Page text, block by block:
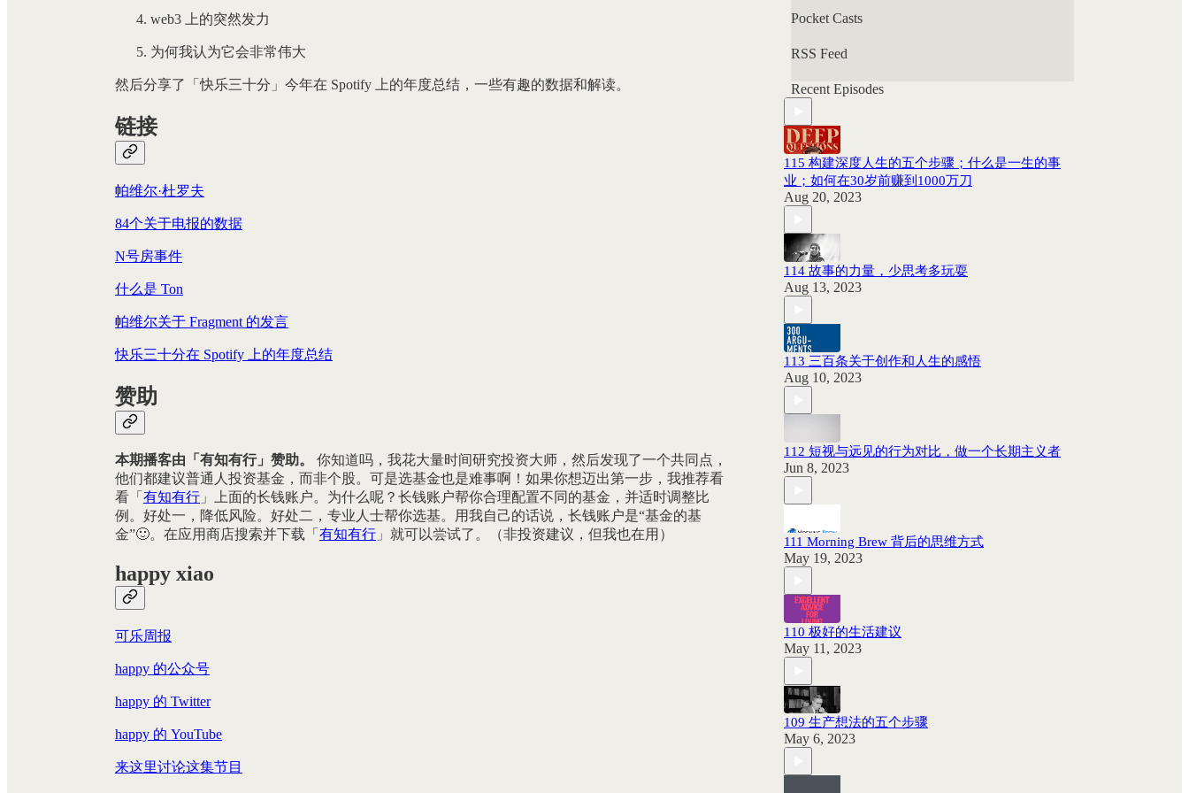
web3 上的突然发力
为何我认为它会非常伟大
然后分享了「快乐三十分」今年在 Spotify 上的年度总结，一些有趣的数据和解读。
链接
帕维尔·杜罗夫
84个关于电报的数据
N号房事件
什么是 Ton
帕维尔关于 Fragment 的发言
快乐三十分在 Spotify 上的年度总结
赞助
本期播客由「有知有行」赞助。
你知道吗，我花大量时间研究投资大师，然后发现了一个共同点，
他们都建议普通人投资基金，而非个股。可是选基金也是难事啊！如果你想迈出第一步，我推荐看
看「 有知有行 」上面的长钱账户。为什么呢？长钱账户帮你合理配置不同的基金，并适时调整比
例。好处一，降低风险。好处二，专业人士帮你选基。用我自己的话说，长钱账户是“基金的基
金”🙂。在应用商店搜索并下载「 有知有行 」就可以尝试了。（非投资建议，但我也在用）
happy xiao
可乐周报
happy 的公众号
happy 的 Twitter
happy 的 YouTube
来这里讨论这集节目
Pocket Casts
RSS Feed
Recent Episodes
115 构建深度人生的五个步骤；什么是一生的事
业；如何在30岁前赚到1000万刀
Aug 20, 2023
114 故事的力量，少思考多玩耍
Aug 13, 2023
113 三百条关于创作和人生的感悟
Aug 10, 2023
112 短视与远见的行为对比，做一个长期主义者
Jun 8, 2023
111 Morning Brew 背后的思维方式
May 19, 2023
110 极好的生活建议
May 11, 2023
109 生产想法的五个步骤
May 6, 2023